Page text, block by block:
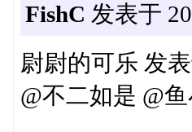
FishC 发表于
尉尉的可乐 发
@不二如是 @